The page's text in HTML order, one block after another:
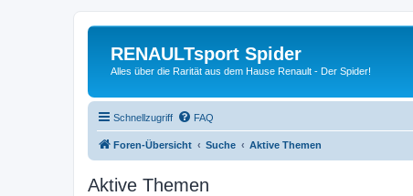
RENAULTsport Spider
Alles über die Rarität aus dem Hause Renault - Der Spider!
Schnellzugriff FAQ
Foren-Übersicht Suche Aktive Themen
Aktive Themen